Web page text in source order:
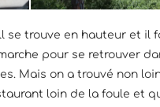
se trouve en hauteur et il
pour se retrouver
Mais on a trouvé non
loin de la foule et